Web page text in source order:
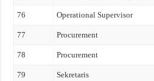
76 Operational Supervisor
77 Procurement
78 Procurement
79 Sekretaris